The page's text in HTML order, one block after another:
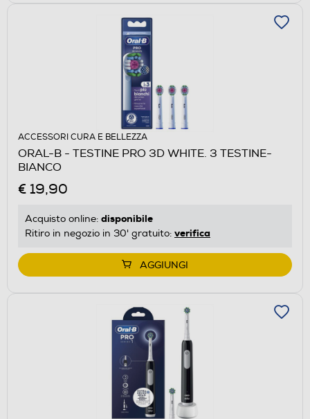
ACCESSORI CURA E BELLEZZA
ORAL-B - TESTINE PRO 3D WHITE. 3 TESTINE-
BIANCO
€ 19,90
Acquisto online: disponibile
Ritiro in negozio in 30' gratuito: verifica
AGGIUNGI